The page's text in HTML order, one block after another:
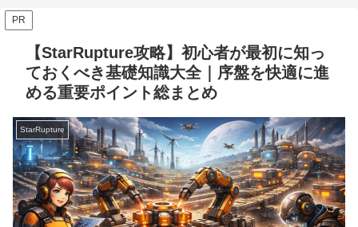
PR
【StarRupture攻略】初心者が最初に知っ
ておくべき基礎知識大全｜序盤を快適に進
める重要ポイント総まとめ
StarRupture